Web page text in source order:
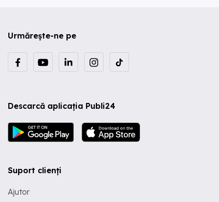
Urmărește-ne pe
Descarcă aplicația Publi24
Suport clienți
Ajutor